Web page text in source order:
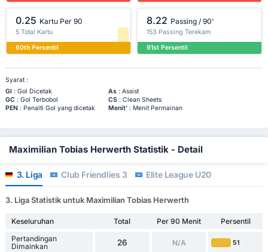
0.25 Kartu Per 90
5 Total Kartu
60th Persentil
8.22 Passing / 90'
153 Passing Terekam
91st Persentil
Syarat :
Gl : Gol Dicetak As: Assist
GC : Gol Terbobol CS: Clean Sheets
PEN: Penalti Gol yang dicetak Menit': Menit Permainan
Maximilian Tobias Herwerth Statistik - Detail
3. Liga Club Friendlies 3 Elite League U20
3. Liga Statistik untuk Maximilian Tobias Herwerth
Keseluruhan Total Per 90 Menit
Persentil
Pertandingan
Dimainkan
26 N/A 51